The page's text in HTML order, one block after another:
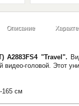
Купить
Описание
A2883FS4 "Travel".
видео-головой. Этот
165 см